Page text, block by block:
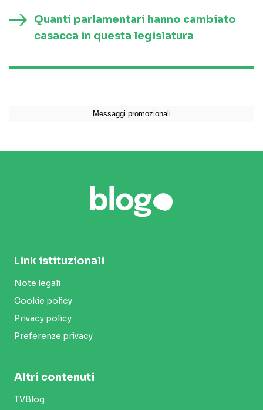
Quanti parlamentari hanno cambiato
casacca in questa legislatura
Link istituzionali
Note legali
Cookie policy
Privacy policy
Preferenze privacy
Altri contenuti
TVBlog